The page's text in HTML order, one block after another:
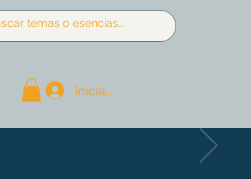
Iniciar sesión